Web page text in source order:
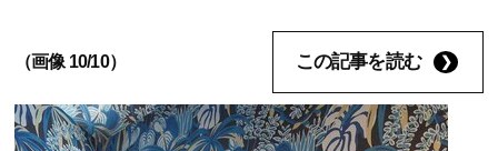
（画像 10/10） この記事を読む